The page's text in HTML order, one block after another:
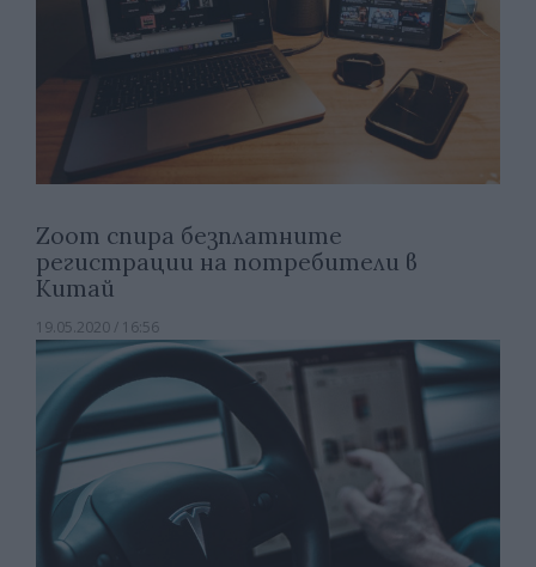
Zoom спира безплатните
регистрации на потребители в
Китай
19.05.2020 / 16:56